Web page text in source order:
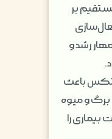
بر
رشد و
باعث
و میوه
را